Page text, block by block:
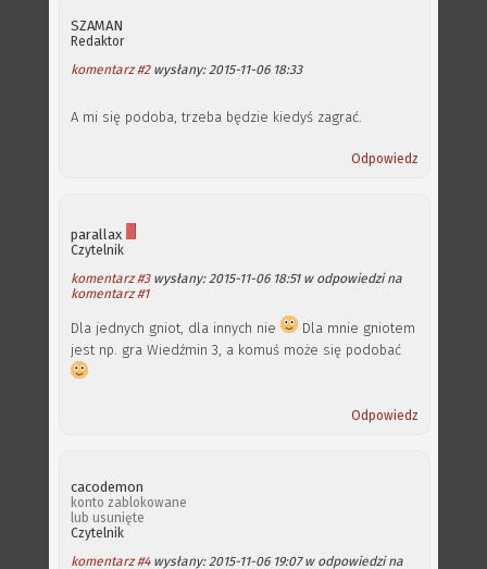
SZAMAN
Redaktor
komentarz #2wysłany: 2015-11-06 18:33
A mi się podoba, trzeba będzie kiedyś zagrać.
Odpowiedz
parallax
Czytelnik
komentarz #3wysłany: 2015-11-06 18:51 w odpowiedzi na
komentarz #1
Dla jednych gniot, dla innych nie
Dla mnie gniotem
jest np. gra Wiedźmin 3, a komuś może się podobać
Odpowiedz
cacodemon
konto zablokowane
lub usunięte
Czytelnik
komentarz #4wysłany: 2015-11-06 19:07 w odpowiedzi na